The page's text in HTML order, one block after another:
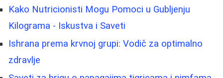
Kako Nutricionisti Mogu Pomoci u Gubljenju
Kilograma - Iskustva i Saveti
Ishrana prema krvnoj grupi: Vodič za optimalno
zdravlje